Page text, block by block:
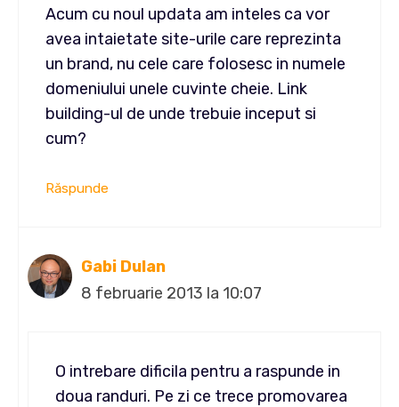
Acum cu noul updata am inteles ca vor
avea intaietate site-urile care reprezinta
un brand, nu cele care folosesc in numele
domeniului unele cuvinte cheie. Link
building-ul de unde trebuie inceput si
cum?
Răspunde
Gabi Dulan
8 februarie 2013 la 10:07
O intrebare dificila pentru a raspunde in
doua randuri. Pe zi ce trece promovarea